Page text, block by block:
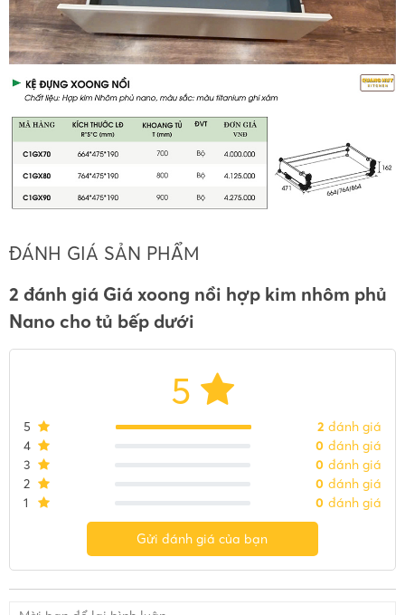
ĐÁNH GIÁ SẢN PHẨM
2 đánh giá Giá xoong nồi hợp kim nhôm phủ
Nano cho tủ bếp dưới
5
5 2 đánh giá
4
0 đánh giá
3
0 đánh giá
2
0 đánh giá
1
0 đánh giá
Gửi đánh giá của bạn